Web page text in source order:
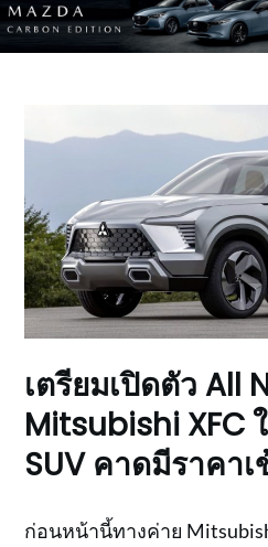
เตรียมเปิดตัว All
Mitsubishi XFC
SUV คาดมีราคาเ
ก่อนหน้านี้ทางค่าย